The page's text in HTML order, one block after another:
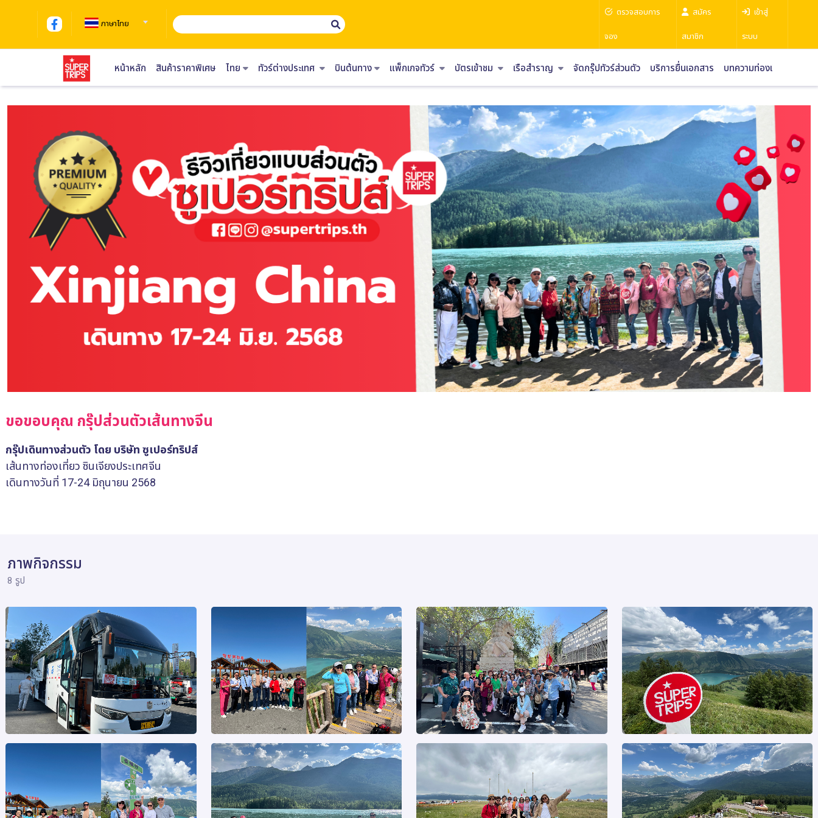
ภาษาไทย
ตรวจสอบการ
จอง
สมัคร
สมาชิก
เข้าสู่
ระบบ
หน้าหลัก สินค้าราคาพิเศษ ไทย ทัวร์ต่างประเทศ บินต้นทาง แพ็กเกจทัวร์ บัตรเข้าชม เรือสำราญ จัดกรุ๊ปทัวร์ส่วนตัว บริการยื่นเอกสาร บทความท่องเที่ยว
ขอขอบคุณ กรุ๊ปส่วนตัวเส้นทางจีน
กรุ๊ปเดินทางส่วนตัว โดย บริษัท ซูเปอร์ทริปส์
เส้นทางท่องเที่ยว ซินเจียงประเทศจีน
เดินทางวันที่ 17-24 มิถุนายน 2568
ภาพกิจกรรม
8 รูป